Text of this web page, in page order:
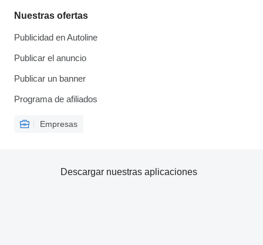
Nuestras ofertas
Publicidad en Autoline
Publicar el anuncio
Publicar un banner
Programa de afiliados
Empresas
Descargar nuestras aplicaciones